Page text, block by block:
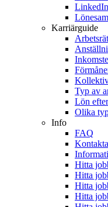
Karriärguide
Typ av
Lön
Olika
Info
FAQ
Hitta
Hitta
Hitta
Hitta